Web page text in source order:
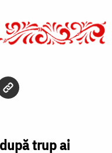
trup ai